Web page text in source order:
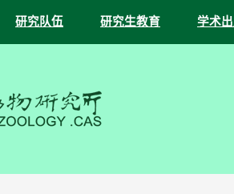
研究队伍 研究生教育 学术